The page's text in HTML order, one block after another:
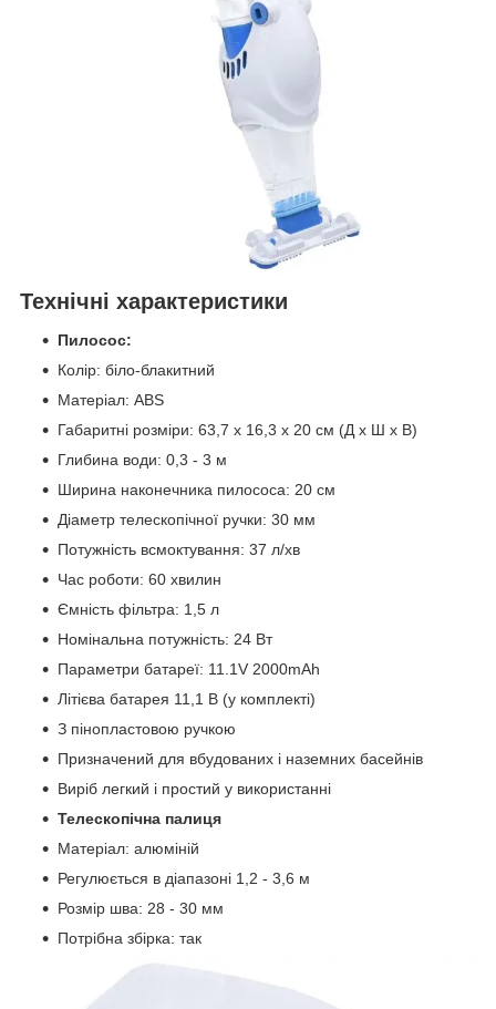
Технічні характеристики
Пилосос:
Колір: біло-блакитний
Матеріал: ABS
Габаритні розміри: 63,7 x 16,3 x 20 см (Д x Ш x В)
Глибина води: 0,3 - 3 м
Ширина наконечника пилососа: 20 см
Діаметр телескопічної ручки: 30 мм
Потужність всмоктування: 37 л/хв
Час роботи: 60 хвилин
Ємність фільтра: 1,5 л
Номінальна потужність: 24 Вт
Параметри батареї: 11.1V 2000mAh
Літієва батарея 11,1 В (у комплекті)
З пінопластовою ручкою
Призначений для вбудованих і наземних басейнів
Виріб легкий і простий у використанні
Телескопічна палиця
Матеріал: алюміній
Регулюється в діапазоні 1,2 - 3,6 м
Розмір шва: 28 - 30 мм
Потрібна збірка: так